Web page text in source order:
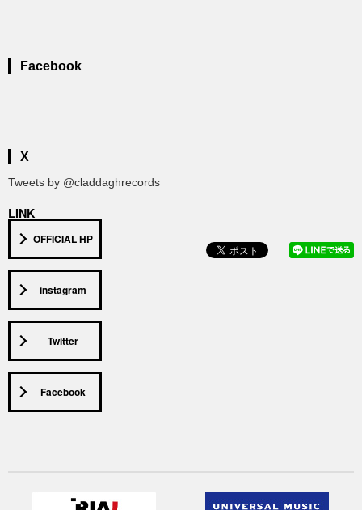
Facebook
X
Tweets by @claddaghrecords
LINK
OFFICIAL HP
instagram
Twitter
Facebook